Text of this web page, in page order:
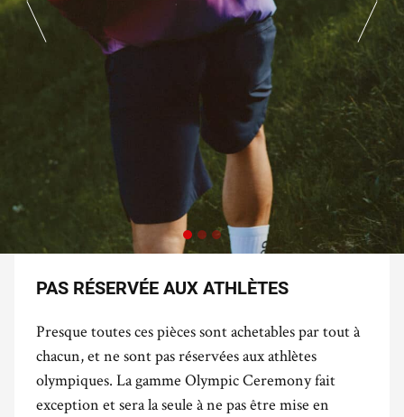
PAS RÉSERVÉE AUX ATHLÈTES
Presque toutes ces pièces sont achetables par tout à
chacun, et ne sont pas réservées aux athlètes
olympiques. La gamme Olympic Ceremony fait
exception et sera la seule à ne pas être mise en